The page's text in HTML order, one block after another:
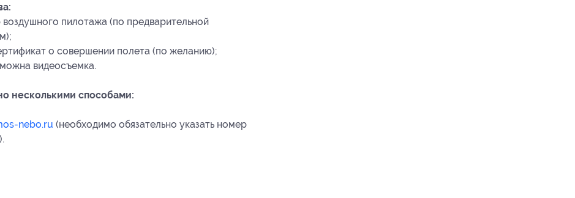
пилотажа (по предварительной
о совершении полета (по желанию);
видеосъемка.
несколькими способами:
nebo.ru (необходимо обязательно указать номер